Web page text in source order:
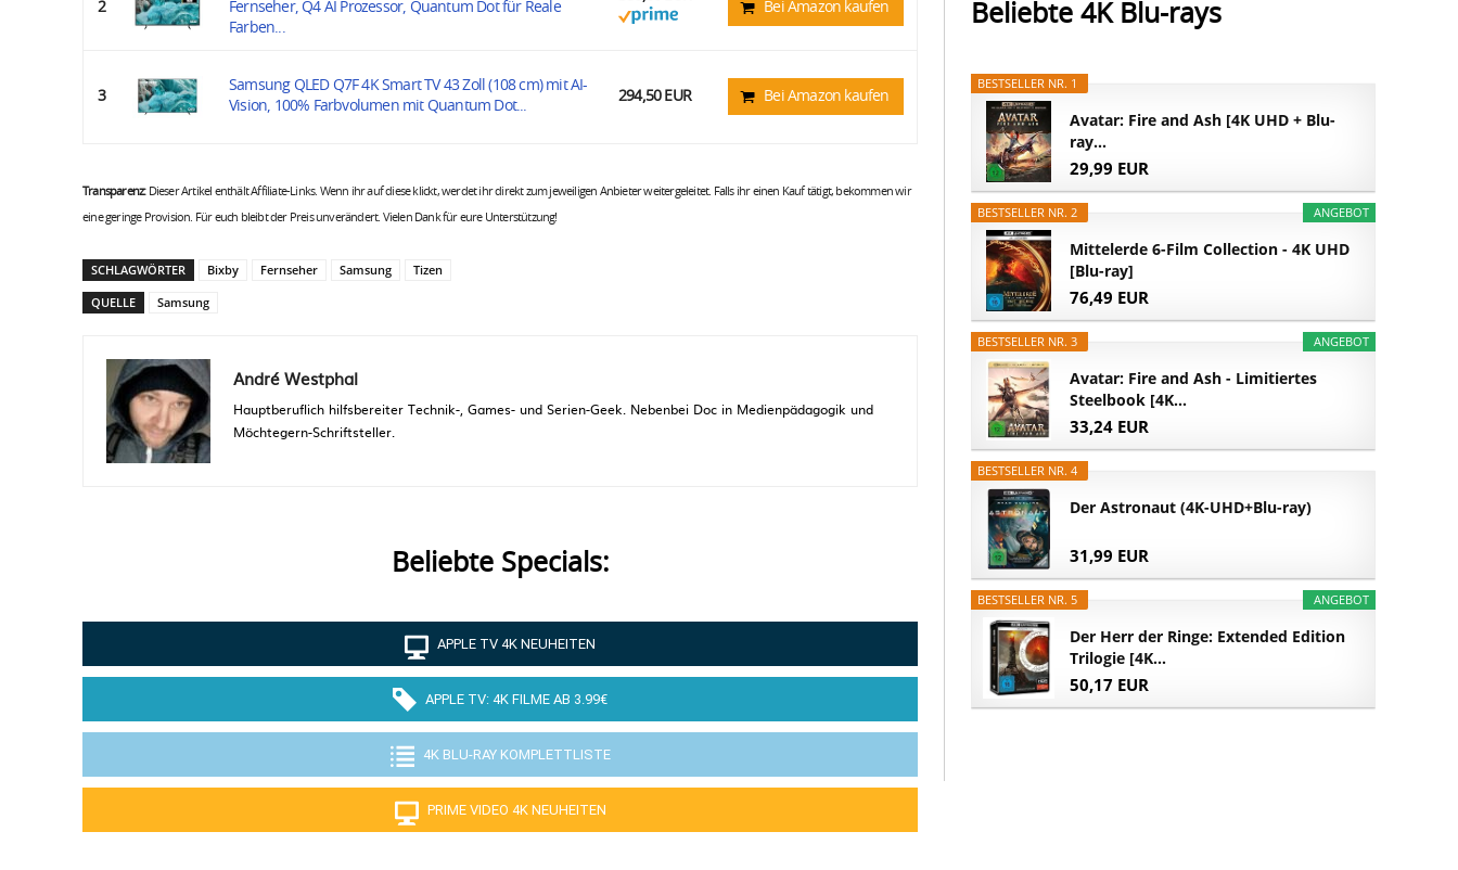
2
Fernseher, Q4 AI Prozessor, Quantum Dot für Reale
Farben...
Bei Amazon kaufen
3
Samsung QLED Q7F 4K Smart TV 43 Zoll (108 cm) mit AI-
Vision, 100% Farbvolumen mit Quantum Dot...
294,50 EUR Bei Amazon kaufen
Transparenz:Dieser Artikel enthält Affiliate-Links. Wenn ihr auf diese klickt, werdet ihr direkt zum jeweiligen Anbieter weitergeleitet. Falls ihr einen Kauf tätigt, bekommen wir
eine geringe Provision. Für euch bleibt der Preis unverändert. Vielen Dank für eure Unterstützung!
SCHLAGWÖRTER Bixby Fernseher Samsung
Tizen
QUELLE
Samsung
André Westphal
Hauptberuflich hilfsbereiter Technik-, Games- und Serien-Geek. Nebenbei Doc in Medienpädagogik und
Möchtegern-Schriftsteller.
Beliebte Specials:
APPLE TV 4K NEUHEITEN
APPLE TV: 4K FILME AB 3.99€
4K BLU-RAY KOMPLETTLISTE
PRIME VIDEO 4K NEUHEITEN
Beliebte 4K Blu-rays
BESTSELLER NR. 1
Avatar: Fire and Ash [4K UHD + Blu-
ray...
29,99 EUR
ANGEBOT
BESTSELLER NR. 2
Mittelerde 6-Film Collection - 4K UHD
[Blu-ray]
76,49 EUR
ANGEBOT
BESTSELLER NR. 3
Avatar: Fire and Ash - Limitiertes
Steelbook [4K...
33,24 EUR
BESTSELLER NR. 4
Der Astronaut (4K-UHD+Blu-ray)
31,99 EUR
ANGEBOT
BESTSELLER NR. 5
Der Herr der Ringe: Extended Edition
Trilogie [4K...
50,17 EUR